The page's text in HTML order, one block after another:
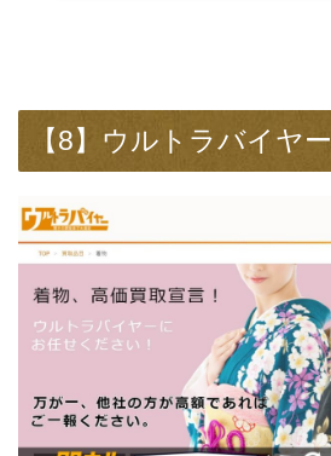
【8】ウルトラバイヤー